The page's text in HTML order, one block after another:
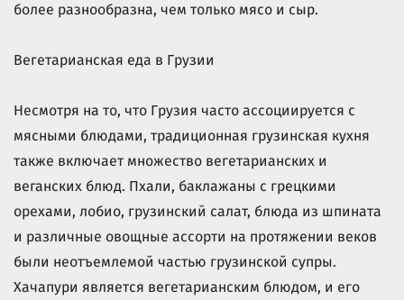
более разнообразна, чем только мясо и сыр.
Вегетарианская еда в Грузии
Несмотря на то, что Грузия часто ассоциируется с
мясными блюдами, традиционная грузинская кухня
также включает множество вегетарианских и
веганских блюд. Пхали, баклажаны с грецкими
орехами, лобио, грузинский салат, блюда из шпината
и различные овощные ассорти на протяжении веков
были неотъемлемой частью грузинской супры.
Хачапури является вегетарианским блюдом, и его